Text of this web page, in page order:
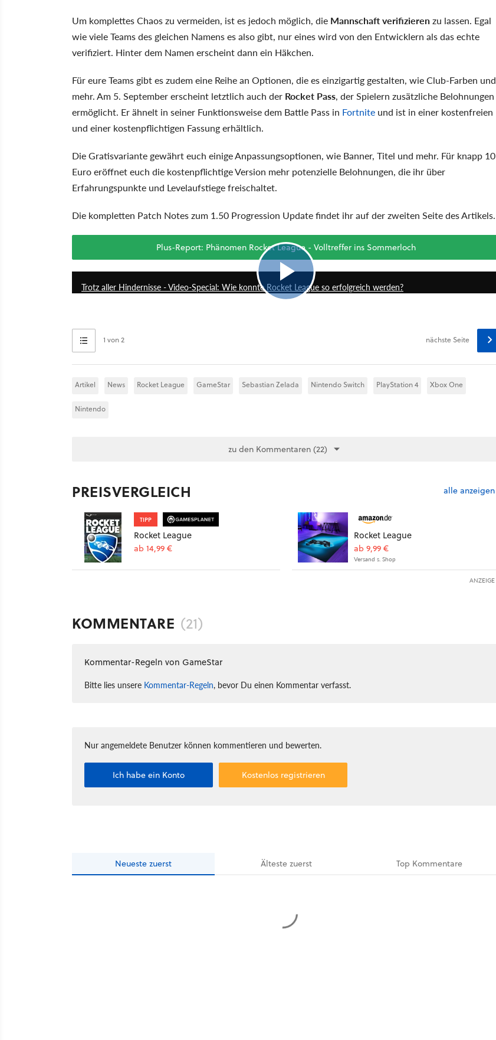
Um komplettes Chaos zu vermeiden, ist es jedoch möglich, die Mannschaft verifizierenzu lassen. Egal
wie viele Teams des gleichen Namens es also gibt, nur eines wird von den Entwicklern als das echte
verifiziert. Hinter dem Namen erscheint dann ein Häkchen.
Für eure Teams gibt es zudem eine Reihe an Optionen, die es einzigartig gestalten, wie Club-Farben und
mehr. Am 5. September erscheint letztlich auch der Rocket Pass, der Spielern zusätzliche Belohnungen
ermöglicht. Er ähnelt in seiner Funktionsweise dem Battle Pass in Fortnite und ist in einer kostenfreien
und einer kostenpflichtigen Fassung erhältlich.
Die Gratisvariante gewährt euch einige Anpassungsoptionen, wie Banner, Titel und mehr. Für knapp 10
Euro eröffnet euch die kostenpflichtige Version mehr potenzielle Belohnungen, die ihr über
Erfahrungspunkte und Levelaufstiege freischaltet.
Die kompletten Patch Notes zum 1.50 Progression Update findet ihr auf der zweiten Seite des Artikels.
Plus-Report: Phänomen Rocket League - Volltreffer ins Sommerloch
4:33
Trotz aller Hindernisse - Video-Special: Wie konnte Rocket League so erfolgreich werden?
1 von 2 nächste Seite
Artikel News Rocket League GameStar Sebastian Zelada Nintendo Switch PlayStation 4 Xbox One
Nintendo
zu den Kommentaren (22)
PREISVERGLEICH alle anzeigen
TIPP
Rocket League
ab 14,99 €
Rocket League
ab 9,99 €
Versand s. Shop
ANZEIGE
KOMMENTARE (21)
Kommentar-Regeln von GameStar
Bitte lies unsere Kommentar-Regeln, bevor Du einen Kommentar verfasst.
Nur angemeldete Benutzer können kommentieren und bewerten.
Ich habe ein Konto Kostenlos registrieren
Neueste zuerst Ältestezuerst Top Kommentare